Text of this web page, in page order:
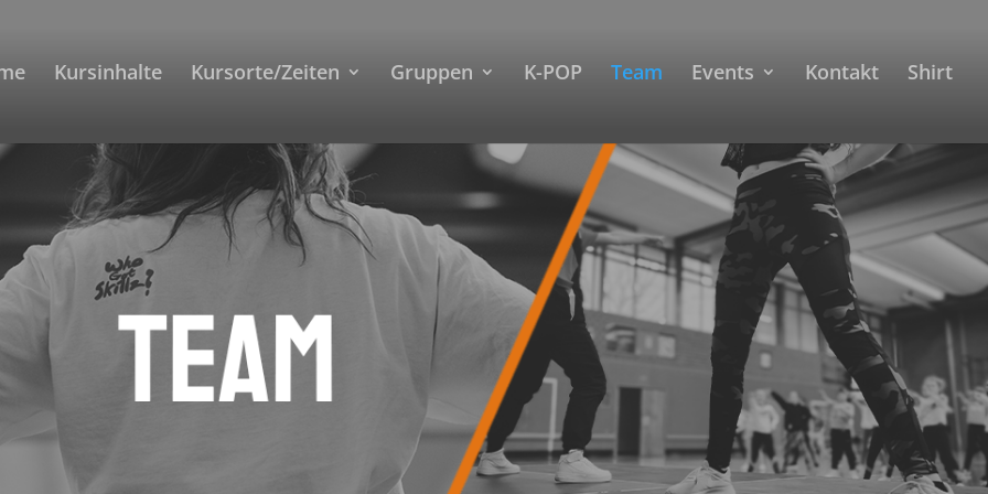
Kursinhalte Kursorte/Zeiten Gruppen K-POP Team Events Kontakt Shirt